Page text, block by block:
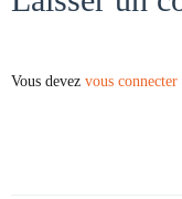
Vous devez vous connecter